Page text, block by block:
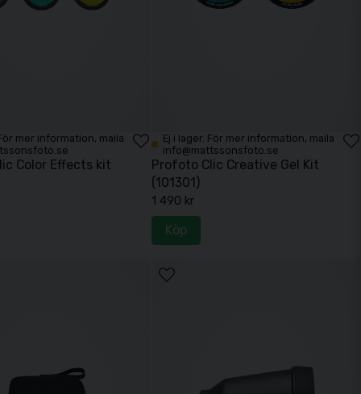
mer information, maila
Color Effects kit
Ej i lager. För mer information, maila
info@mattssonsfoto.se
Profoto Clic Creative Gel Kit
(101301)
1 490 kr
Köp